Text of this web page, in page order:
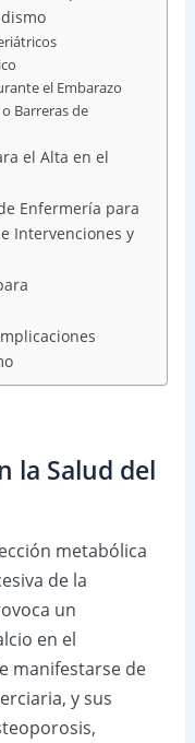
el Embarazo
Barreras de
el Alta en el
Enfermería para
Intervenciones y
la Salud del
metabólica
de la
un
en el
manifestarse de
y sus